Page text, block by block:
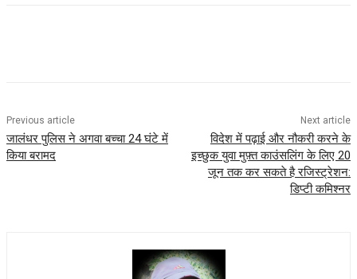
Previous article
जालंधर पुलिस ने अगवा बच्चा 24 घंटे में
किया बरामद
Next article
विदेश में पढ़ाई और नौकरी करने के
इच्छुक युवा मुफ़्त काउंसलिंग के लिए 20
जून तक कर सकते है रजिस्ट्रेशन:
डिप्टी कमिश्नर